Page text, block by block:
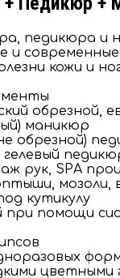
педикюра и
и
кожи и
обрезной,
маникюр
обрезной)
рук, SPA
мозоли,
кутикулу
при помощи
цветными